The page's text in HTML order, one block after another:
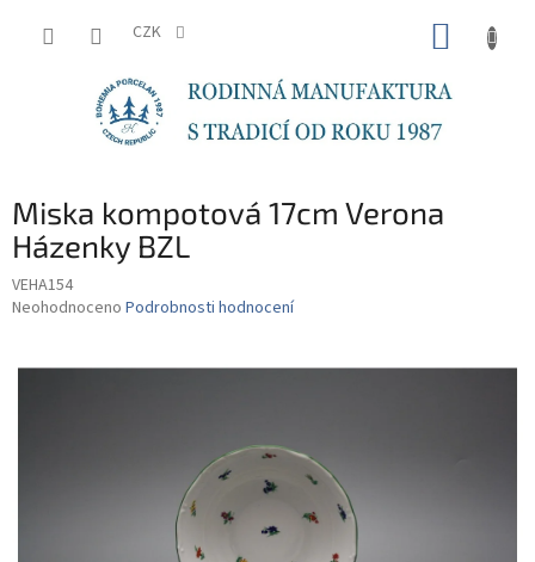
CZK
Miska kompotová 17cm Verona
Házenky BZL
VEHA154
Průměrné
je
Neohodnoceno Podrobnosti hodnocení